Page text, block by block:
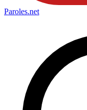
Paroles.net